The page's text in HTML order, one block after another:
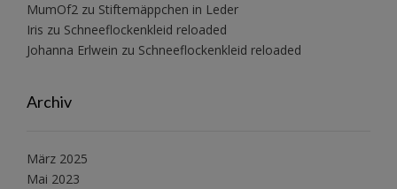
MumOf2 zu Stiftemäppchen in Leder
Iris zu Schneeflockenkleid reloaded
Johanna Erlwein zu Schneeflockenkleid reloaded
Archiv
März 2025
Mai 2023